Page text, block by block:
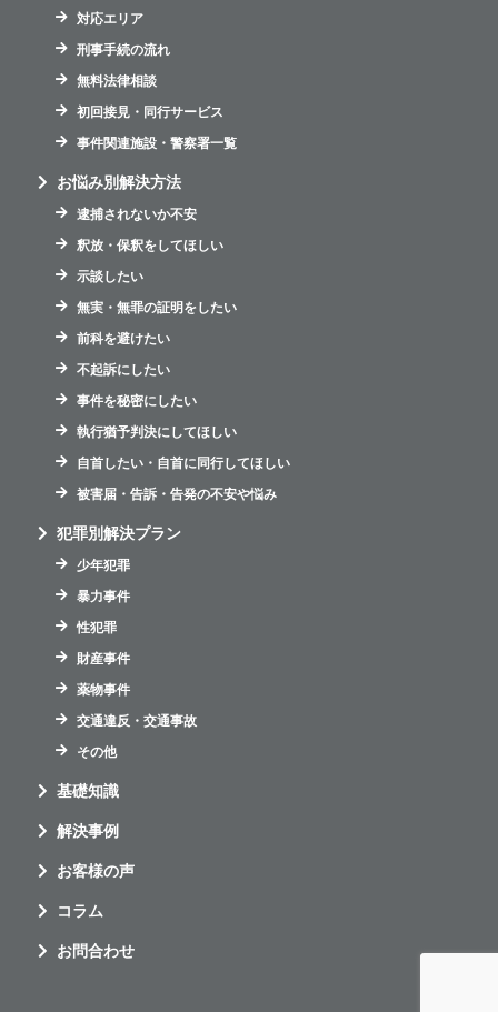
対応エリア
刑事手続の流れ
無料法律相談
初回接見・同行サービス
事件関連施設・警察署一覧
お悩み別解決方法
逮捕されないか不安
釈放・保釈をしてほしい
示談したい
無実・無罪の証明をしたい
前科を避けたい
不起訴にしたい
事件を秘密にしたい
執行猶予判決にしてほしい
自首したい・自首に同行してほしい
被害届・告訴・告発の不安や悩み
犯罪別解決プラン
少年犯罪
暴力事件
性犯罪
財産事件
薬物事件
交通違反・交通事故
その他
基礎知識
解決事例
お客様の声
コラム
お問合わせ